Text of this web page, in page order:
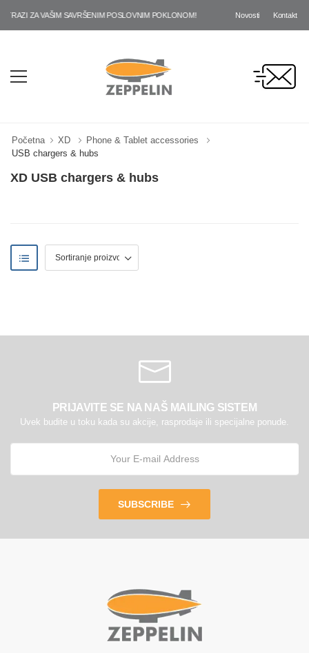
ZA VAŠIM SAVRŠENIM POSLOVNIM POKLONOM! Novosti Kontakt
Početna XD
Phone & Tablet accessories
USB chargers & hubs
XD USB chargers & hubs
PRIJAVITE SE NA NAŠ MAILING SISTEM
Uvek budite u toku kada su akcije, rasprodaje ili specijalne ponude.
SUBSCRIBE